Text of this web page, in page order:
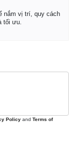
nắm vị trí, quy cách
tối ưu.
Policy and Terms of